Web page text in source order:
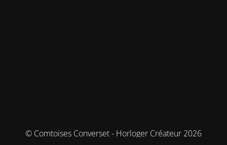
© Comtoises Converset - Horloger Créateur 2026